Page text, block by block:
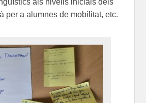
per a alumnes de mobilitat, etc.